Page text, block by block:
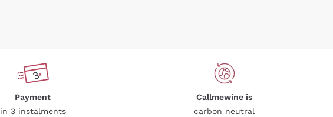
Payment
in 3 instalments
Callmewine is
carbon neutral